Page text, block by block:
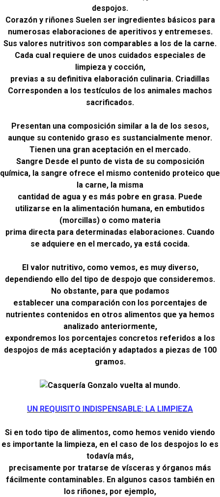
despojos.
Corazón y riñones Suelen ser ingredientes básicos para
numerosas elaboraciones de aperitivos y entremeses.
Sus valores nutritivos son comparables a los de la carne.
Cada cual requiere de unos cuidados especiales de
limpieza y cocción,
previas a su definitiva elaboración culinaria. Criadillas
Corresponden a los testículos de los animales machos
sacrificados.
Presentan una composición similar a la de los sesos,
aunque su contenido graso es sustancialmente menor.
Tienen una gran aceptación en el mercado.
Sangre Desde el punto de vista de su composición
química, la sangre ofrece el mismo contenido proteico que
la carne, la misma
cantidad de agua y es más pobre en grasa. Puede
utilizarse en la alimentación humana, en embutidos
(morcillas) o como materia
prima directa para determinadas elaboraciones. Cuando
se adquiere en el mercado, ya está cocida.
El valor nutritivo, como vemos, es muy diverso,
dependiendo ello del tipo de despojo que consideremos.
No obstante, para que podamos
establecer una comparación con los porcentajes de
nutrientes contenidos en otros alimentos que ya hemos
analizado anteriormente,
expondremos los porcentajes concretos referidos a los
despojos de más aceptación y adaptados a piezas de 100
gramos.
UN REQUISITO INDISPENSABLE: LA LIMPIEZA
Si en todo tipo de alimentos, como hemos venido viendo
es importante la limpieza, en el caso de los despojos lo es
todavía más,
precisamente por tratarse de vísceras y órganos más
fácilmente contaminables. En algunos casos también en
los riñones, por ejemplo,